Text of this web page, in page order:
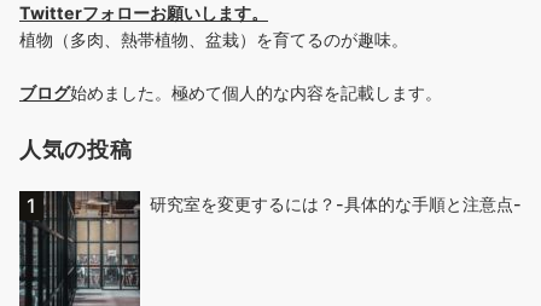
Twitterフォローお願いします。
植物（多肉、熱帯植物、盆栽）を育てるのが趣味。
ブログ始めました。極めて個人的な内容を記載します。
人気の投稿
研究室を変更するには？-具体的な手順と注意点-